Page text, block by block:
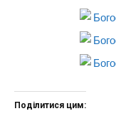
Поділитися цим: